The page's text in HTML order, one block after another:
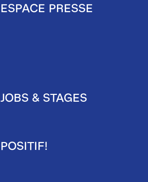
page
ESPACE PRESSE
JOBS & STAGES
POSITIF!